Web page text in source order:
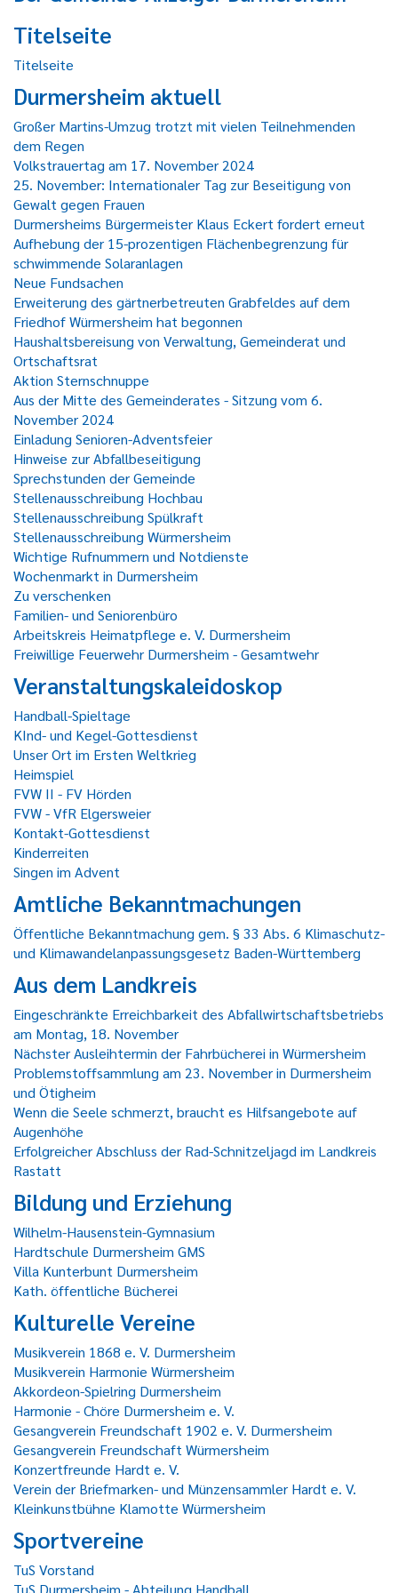
Titelseite
Titelseite
Durmersheim aktuell
Großer Martins-Umzug trotzt mit vielen Teilnehmenden
dem Regen
Volkstrauertag am 17. November 2024
25. November: Internationaler Tag zur Beseitigung von
Gewalt gegen Frauen
Durmersheims Bürgermeister Klaus Eckert fordert erneut
Aufhebung der 15-prozentigen Flächenbegrenzung für
schwimmende Solaranlagen
Neue Fundsachen
Erweiterung des gärtnerbetreuten Grabfeldes auf dem
Friedhof Würmersheim hat begonnen
Haushaltsbereisung von Verwaltung, Gemeinderat und
Ortschaftsrat
Aktion Sternschnuppe
Aus der Mitte des Gemeinderates - Sitzung vom 6.
November 2024
Einladung Senioren-Adventsfeier
Hinweise zur Abfallbeseitigung
Sprechstunden der Gemeinde
Stellenausschreibung Hochbau
Stellenausschreibung Spülkraft
Stellenausschreibung Würmersheim
Wichtige Rufnummern und Notdienste
Wochenmarkt in Durmersheim
Zu verschenken
Familien- und Seniorenbüro
Arbeitskreis Heimatpflege e. V. Durmersheim
Freiwillige Feuerwehr Durmersheim - Gesamtwehr
Veranstaltungskaleidoskop
Handball-Spieltage
KInd- und Kegel-Gottesdienst
Unser Ort im Ersten Weltkrieg
Heimspiel
FVW II - FV Hörden
FVW - VfR Elgersweier
Kontakt-Gottesdienst
Kinderreiten
Singen im Advent
Amtliche Bekanntmachungen
Öffentliche Bekanntmachung gem. § 33 Abs. 6 Klimaschutz-
und Klimawandelanpassungsgesetz Baden-Württemberg
Aus dem Landkreis
Eingeschränkte Erreichbarkeit des Abfallwirtschaftsbetriebs
am Montag, 18. November
Nächster Ausleihtermin der Fahrbücherei in Würmersheim
Problemstoffsammlung am 23. November in Durmersheim
und Ötigheim
Wenn die Seele schmerzt, braucht es Hilfsangebote auf
Augenhöhe
Erfolgreicher Abschluss der Rad-Schnitzeljagd im Landkreis
Rastatt
Bildung und Erziehung
Wilhelm-Hausenstein-Gymnasium
Hardtschule Durmersheim GMS
Villa Kunterbunt Durmersheim
Kath. öffentliche Bücherei
Kulturelle Vereine
Musikverein 1868 e. V. Durmersheim
Musikverein Harmonie Würmersheim
Akkordeon-Spielring Durmersheim
Harmonie - Chöre Durmersheim e. V.
Gesangverein Freundschaft 1902 e. V. Durmersheim
Gesangverein Freundschaft Würmersheim
Konzertfreunde Hardt e. V.
Verein der Briefmarken- und Münzensammler Hardt e. V.
Kleinkunstbühne Klamotte Würmersheim
Sportvereine
TuS Vorstand
TuS Durmersheim - Abteilung Handball